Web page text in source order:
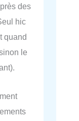
des
hic
quand
le